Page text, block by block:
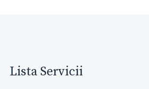
Lista Servicii